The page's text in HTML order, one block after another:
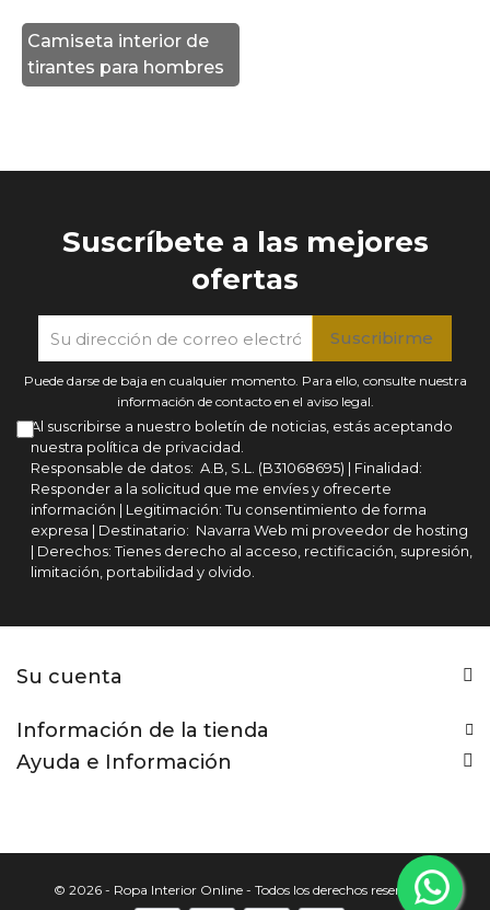
Camiseta interior de
tirantes para hombres
Suscríbete a las mejores
ofertas
Puede darse de baja en cualquier momento. Para ello, consulte nuestra
información de contacto en el aviso legal.
Al suscribirse a nuestro boletín de noticias, estás aceptando
nuestra política de privacidad.
Responsable de datos: A.B, S.L. (B31068695) | Finalidad:
Responder a la solicitud que me envíes y ofrecerte
información | Legitimación: Tu consentimiento de forma
expresa | Destinatario: Navarra Web mi proveedor de hosting
| Derechos: Tienes derecho al acceso, rectificación, supresión,
limitación, portabilidad y olvido.
Su cuenta
Información de la tienda
Ayuda e Información
© 2026 - Ropa Interior Online - Todos los derechos reservados